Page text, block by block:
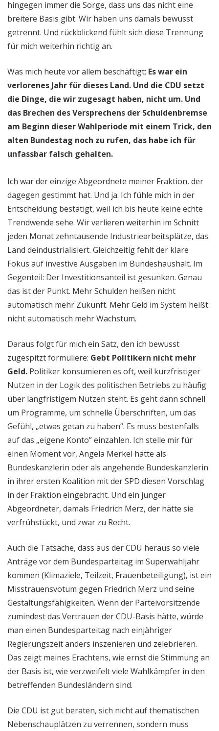
hingegen immer die Sorge, dass uns das nicht eine
breitere Basis gibt. Wir haben uns damals bewusst
getrennt. Und rückblickend fühlt sich diese Trennung
für mich weiterhin richtig an.
Was mich heute vor allem beschäftigt: Es war ein
verlorenes Jahr für dieses Land. Und die CDU setzt
die Dinge, die wir zugesagt haben, nicht um. Und
das Brechen des Versprechens der Schuldenbremse
am Beginn dieser Wahlperiode mit einem Trick, den
alten Bundestag noch zu rufen, das habe ich für
unfassbar falsch gehalten.
Ich war der einzige Abgeordnete meiner Fraktion, der
dagegen gestimmt hat. Und ja: Ich fühle mich in der
Entscheidung bestätigt, weil ich bis heute keine echte
Trendwende sehe. Wir verlieren weiterhin im Schnitt
jeden Monat zehntausende Industriearbeitsplätze, das
Land deindustrialisiert. Gleichzeitig fehlt der klare
Fokus auf investive Ausgaben im Bundeshaushalt. Im
Gegenteil: Der Investitionsanteil ist gesunken. Genau
das ist der Punkt. Mehr Schulden heißen nicht
automatisch mehr Zukunft. Mehr Geld im System heißt
nicht automatisch mehr Wachstum.
Daraus folgt für mich ein Satz, den ich bewusst
zugespitzt formuliere: Gebt Politikern nicht mehr
Geld. Politiker konsumieren es oft, weil kurzfristiger
Nutzen in der Logik des politischen Betriebs zu häufig
über langfristigem Nutzen steht. Es geht dann schnell
um Programme, um schnelle Überschriften, um das
Gefühl, „etwas getan zu haben“. Es muss bestenfalls
auf das „eigene Konto” einzahlen. Ich stelle mir für
einen Moment vor, Angela Merkel hätte als
Bundeskanzlerin oder als angehende Bundeskanzlerin
in ihrer ersten Koalition mit der SPD diesen Vorschlag
in der Fraktion eingebracht. Und ein junger
Abgeordneter, damals Friedrich Merz, der hätte sie
verfrühstückt, und zwar zu Recht.
Auch die Tatsache, dass aus der CDU heraus so viele
Anträge vor dem Bundesparteitag im Superwahljahr
kommen (Klimaziele, Teilzeit, Frauenbeteiligung), ist ein
Misstrauensvotum gegen Friedrich Merz und seine
Gestaltungsfähigkeiten. Wenn der Parteivorsitzende
zumindest das Vertrauen der CDU-Basis hätte, würde
man einen Bundesparteitag nach einjähriger
Regierungszeit anders inszenieren und zelebrieren.
Das zeigt meines Erachtens, wie ernst die Stimmung an
der Basis ist, wie verzweifelt viele Wahlkämpfer in den
betreffenden Bundesländern sind.
Die CDU ist gut beraten, sich nicht auf thematischen
Nebenschauplätzen zu verrennen, sondern muss